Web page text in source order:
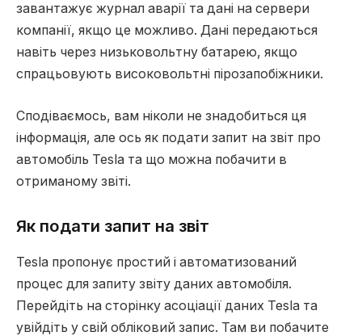
завантажує журнал аварії та дані на сервери
компанії, якщо це можливо. Дані передаються
навіть через низьковольтну батарею, якщо
спрацьовують високовольтні пірозапобіжники.
Сподіваємось, вам ніколи не знадобиться ця
інформація, але ось як подати запит на звіт про
автомобіль Tesla та що можна побачити в
отриманому звіті.
Як подати запит на звіт
Tesla пропонує простий і автоматизований
процес для запиту звіту даних автомобіля.
Перейдіть на сторінку асоціації даних Tesla та
увійдіть у свій обліковий запис. Там ви побачите